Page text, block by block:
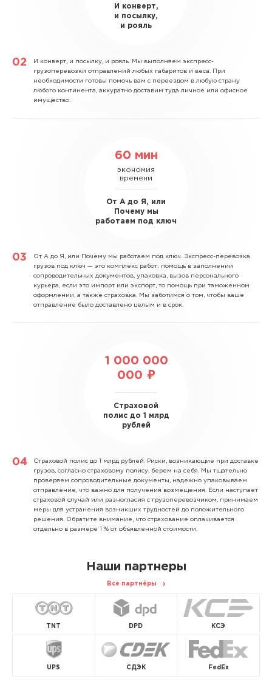
И конверт,
и посылку,
и рояль
И конверт, и посылку, и рояль. Мы выполняем экспресс-
грузоперевозки отправлений любых габаритов и веса. При
необходимости готовы помочь вам с переездом в любую страну
любого континента, аккуратно доставим туда личное или офисное
имущество.
60 мин
экономия
времени
От А до Я, или
Почему мы
работаем под ключ
От А до Я, или Почему мы работаем под ключ. Экспресс-перевозка
грузов под ключ — это комплекс работ: помощь в заполнении
сопроводительных документов, упаковка, вызов персонального
курьера, если это импорт или экспорт, то помощь при таможенном
оформлении, а также страховка. Мы заботимся о том, чтобы ваше
отправление было доставлено целым и в срок.
1 000 000
000 ₽
Страховой
полис до 1 млрд
рублей
Страховой полис до 1 млрд рублей. Риски, возникающие при доставке
грузов, согласно страховому полису, берем на себя. Мы тщательно
проверяем сопроводительные документы, надежно упаковываем
отправление, что важно для получения возмещения. Если наступает
страховой случай или разногласия с грузоперевозчиком, принимаем
меры для устранения возникших трудностей до положительного
решения. Обратите внимание, что страхование оплачивается
отдельно в размере 1 % от объявленной стоимости.
Наши партнеры
Все партнёры
TNT DPD КСЭ
UPS СДЭК FedEx